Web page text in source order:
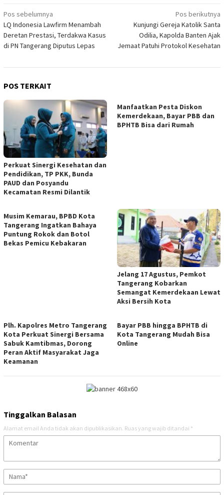
Navigasi
pos
Pos sebelumnya
LQ Indonesia Lawfirm Menambah
Deretan Prestasi, Terdakwa Kasus
di PN Tangerang Diputus Lepas
Pos berikutnya
Kunjungi Gereja Katolik Santa
Odilia, Kapolda Banten Ajak
Jemaat Patuhi Protokol Kesehatan
POS TERKAIT
Perkuat Sinergi Kesehatan dan
Pendidikan, TP PKK, Bunda
PAUD dan Posyandu
Kecamatan Resmi Dilantik
Manfaatkan Pesta Diskon
Kemerdekaan, Bayar PBB dan
BPHTB Bisa dari Rumah
Musim Kemarau, BPBD Kota
Tangerang Ingatkan Bahaya
Puntung Rokok dan Botol
Bekas Pemicu Kebakaran
Jelang 17 Agustus, Pemkot
Tangerang Kobarkan
Semangat Kemerdekaan Lewat
Aksi Bersih Kota
Plh. Kapolres Metro Tangerang
Kota Perkuat Sinergi Bersama
Sabuk Kamtibmas, Dorong
Peran Aktif Masyarakat Jaga
Keamanan
Bayar PBB hingga BPHTB di
Kota Tangerang Mudah Bisa
Online
Tinggalkan Balasan
Alamat email Anda tidak akan dipublikasikan. Ruas yang wajib ditandai *